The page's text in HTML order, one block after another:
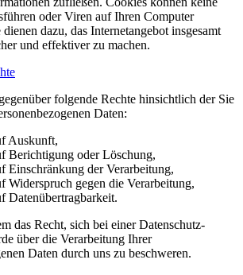
oder Viren auf Ihren Computer
dazu, das Internetangebot insgesamt
und effektiver zu machen.
folgende Rechte hinsichtlich der Sie
Daten:
Auskunft,
Berichtigung oder Löschung,
Einschränkung der Verarbeitung,
Widerspruch gegen die Verarbeitung,
Datenübertragbarkeit.
das Recht, sich bei einer Datenschutz-
über die Verarbeitung Ihrer
Daten durch uns zu beschweren.